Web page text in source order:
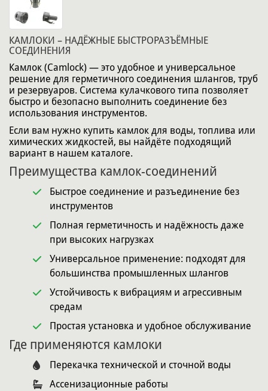
КАМЛОКИ – НАДЁЖНЫЕ БЫСТРОРАЗЪЁМНЫЕ
СОЕДИНЕНИЯ
Камлок (Camlock) — это удобное и универсальное
решение для герметичного соединения шлангов, труб
и резервуаров. Система кулачкового типа позволяет
быстро и безопасно выполнить соединение без
использования инструментов.
Если вам нужно купить камлок для воды, топлива или
химических жидкостей, вы найдёте подходящий
вариант в нашем каталоге.
Преимущества камлок-соединений
Быстрое соединение и разъединение без
инструментов
Полная герметичность и надёжность даже
при высоких нагрузках
Универсальное применение: подходят для
большинства промышленных шлангов
Устойчивость к вибрациям и агрессивным
средам
Простая установка и удобное обслуживание
Где применяются камлоки
Перекачка технической и сточной воды
Ассенизационные работы